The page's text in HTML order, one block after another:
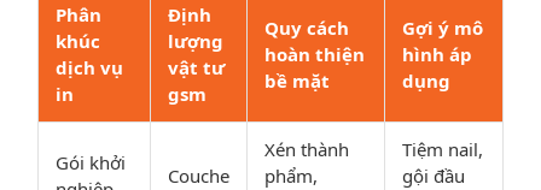
Phân
khúc
dịch vụ
in
Định
lượng
vật tư
gsm
Quy cách
hoàn thiện
bề mặt
Gợi ý mô
hình áp
dụng
Gói khởi
Couche
Xén thành
phẩm,
Tiệm nail,
gội đầu